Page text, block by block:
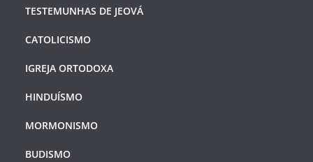
TESTEMUNHAS DE JEOVÁ
CATOLICISMO
IGREJA ORTODOXA
HINDUÍSMO
MORMONISMO
BUDISMO